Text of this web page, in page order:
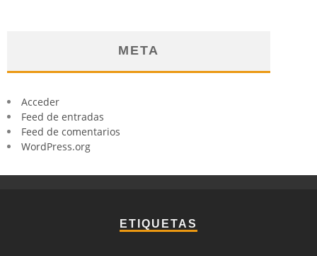
META
Acceder
Feed de entradas
Feed de comentarios
WordPress.org
ETIQUETAS